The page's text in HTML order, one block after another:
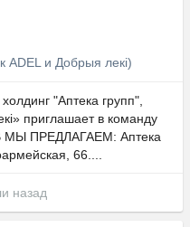
ADEL и Добрыя лекi)
"Аптека групп",
приглашает в команду
ПРЕДЛАГАЕМ: Аптека
66....
назад